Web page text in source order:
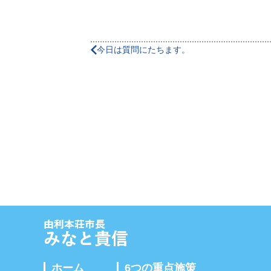
今日は質問にたちます。
ホーム 6つの重点施策